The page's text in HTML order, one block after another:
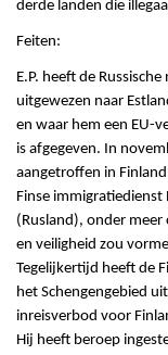
derde landen die
Feiten:
E.P. heeft de
uitgewezen naar
en waar hem een EU-
is afgegeven. In
aangetroffen in
Finse immigratiedienst
(Rusland), onder
en veiligheid zou
Tegelijkertijd heeft de
het Schengengebied
inreisverbod voor
Hij heeft beroep